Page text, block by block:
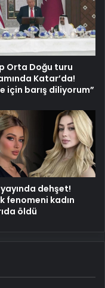
Orta Doğu turu
Katar’da!
için barış diliyorum”
yayında dehşet!
fenomeni kadın
öldü